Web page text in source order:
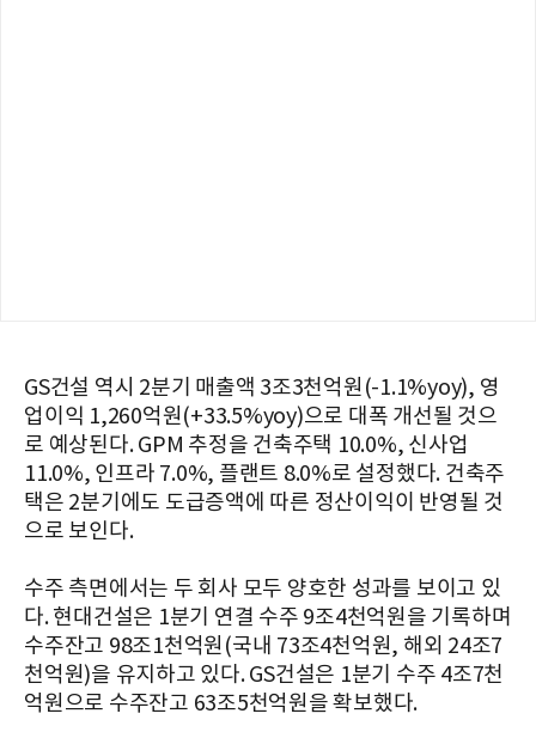
GS건설 역시 2분기 매출액 3조3천억원(-1.1%yoy), 영
업이익 1,260억원(+33.5%yoy)으로 대폭 개선될 것으
로 예상된다. GPM 추정을 건축주택 10.0%, 신사업
11.0%, 인프라 7.0%, 플랜트 8.0%로 설정했다. 건축주
택은 2분기에도 도급증액에 따른 정산이익이 반영될 것
으로 보인다.
수주 측면에서는 두 회사 모두 양호한 성과를 보이고 있
다. 현대건설은 1분기 연결 수주 9조4천억원을 기록하며
수주잔고 98조1천억원(국내 73조4천억원, 해외 24조7
천억원)을 유지하고 있다. GS건설은 1분기 수주 4조7천
억원으로 수주잔고 63조5천억원을 확보했다.